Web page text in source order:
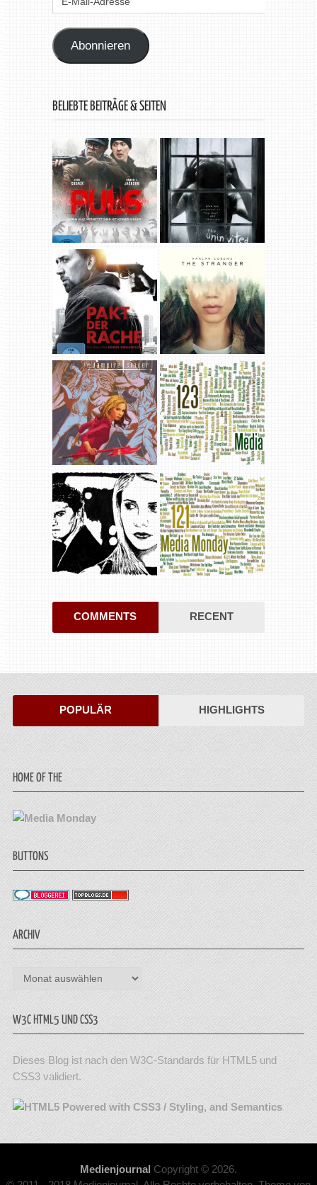
Abonnieren
BELIEBTE BEITRÄGE & SEITEN
COMMENTS RECENT
POPULÄR HIGHLIGHTS
HOME OF THE
BUTTONS
ARCHIV
Archiv
W3C HTML5 UND CSS3
Dieses Blog ist nach den W3C-Standards für HTML5 und
CSS3 validiert.
Medienjournal Copyright © 2026.